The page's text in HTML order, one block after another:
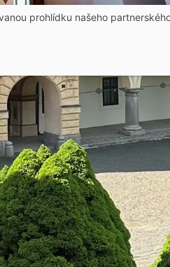
prohlídku našeho